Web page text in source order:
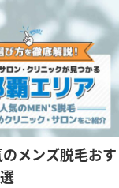
メンズ脱毛おす